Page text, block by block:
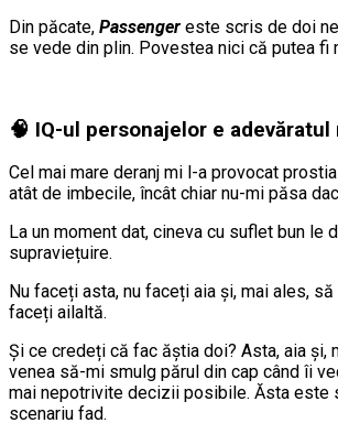
Din păcate, Passenger este scris de doi
se vede din plin. Povestea nici că putea fi
🧠 IQ-ul personajelor e adevăratul
Cel mai mare deranj mi l-a provocat
atât de imbecile, încât chiar nu-mi păsa
La un moment dat, cineva cu suflet bun le
supraviețuire.
Nu faceți asta, nu faceți aia și, mai ales,
faceți ailaltă.
Și ce credeți că fac ăștia doi? Asta, aia și,
venea să-mi smulg părul din cap când îi
mai nepotrivite decizii posibile. Ăsta este
scenariu fad.